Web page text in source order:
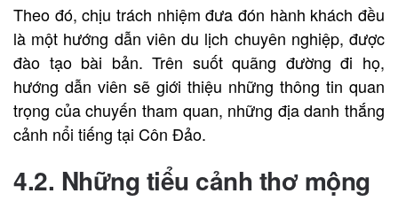
Theo đó, chịu trách nhiệm đưa đón hành khách đều
là một hướng dẫn viên du lịch chuyên nghiệp, được
đào tạo bài bản. Trên suốt quãng đường đi họ,
hướng dẫn viên sẽ giới thiệu những thông tin quan
trọng của chuyến tham quan, những địa danh thắng
cảnh nổi tiếng tại Côn Đảo.
4.2. Những tiểu cảnh thơ mộng